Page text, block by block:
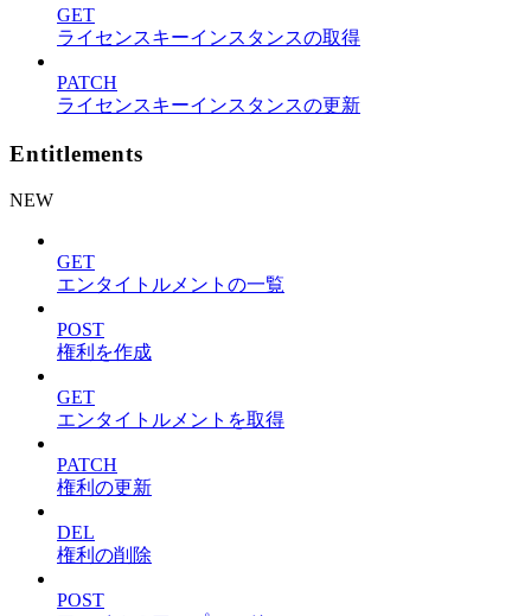
GET
ライセンスキーインスタンスの取得
PATCH
ライセンスキーインスタンスの更新
Entitlements
NEW
GET
エンタイトルメントの一覧
POST
権利を作成
GET
エンタイトルメントを取得
PATCH
権利の更新
DEL
権利の削除
POST